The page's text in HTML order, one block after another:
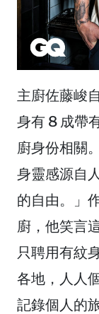
主廚佐藤峻
身有 8 成帶
廚身份相關
身靈感源自
的自由。」
廚，他笑言
只聘用有紋
各地，人人
記錄個人的